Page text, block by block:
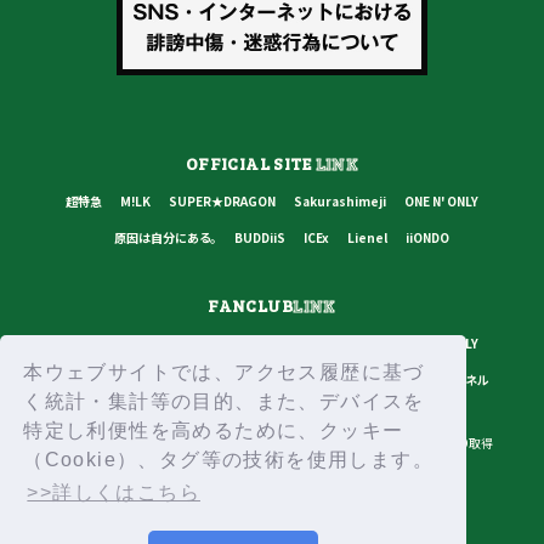
本ウェブサイトでは、アクセス履歴に基づ
く統計・集計等の目的、また、デバイスを
特定し利便性を高めるために、クッキー
（Cookie）、タグ等の技術を使用します。
>>詳しくはこちら
OFFICIAL SITELINK
超特急 M!LK SUPER★DRAGON Sakurashimeji
ONE N' ONLY
原因は自分にある。
BUDDiiS ICEx Lienel iiONDO
FANCLUBLINK
ONE N' ONLY
原因は自分にある。
BUDDiiS ICEx Lienel スターダストチャンネル
プライバシーポリシー ご利用規約 推奨環境 ヘルプ・お問い合わせ
ID取得